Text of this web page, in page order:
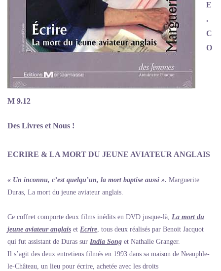
E
.
C
O
M 9.12
Des Livres et Nous !
ECRIRE & LA MORT DU JEUNE AVIATEUR ANGLAIS
« Un inconnu, c’est quelqu’un, la mort baptise aussi ». Marguerite
Duras, La mort du jeune aviateur anglais.
Ce coffret comporte deux films inédits en DVD jusque-là, La mort du
jeune aviateur anglais et Ecrire, tous deux réalisés par Benoit Jacquot
qui fut assistant de Duras sur India Song et Nathalie Granger.
Il s’agit des deux entretiens filmés en 1993 dans sa maison de Neauphle-
le-Château, un lieu pour écrire, achetée avec les droits